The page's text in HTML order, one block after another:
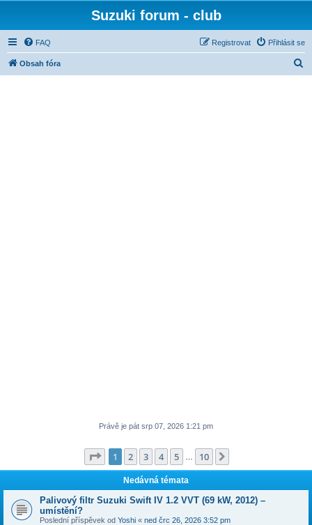
Suzuki forum - club
FAQ Přihlásit se
Registrovat
Obsah fóra
Právě je pát srp 07, 2026 1:21 pm
Stránka z 10
1 2 3 4 5 10
Nedávná témata
Palivový filtr Suzuki Swift IV 1.2 VVT (69 kW, 2012) –
umístění?
Poslední příspěvek od Yoshi « ned črc 26, 2026 3:52 pm